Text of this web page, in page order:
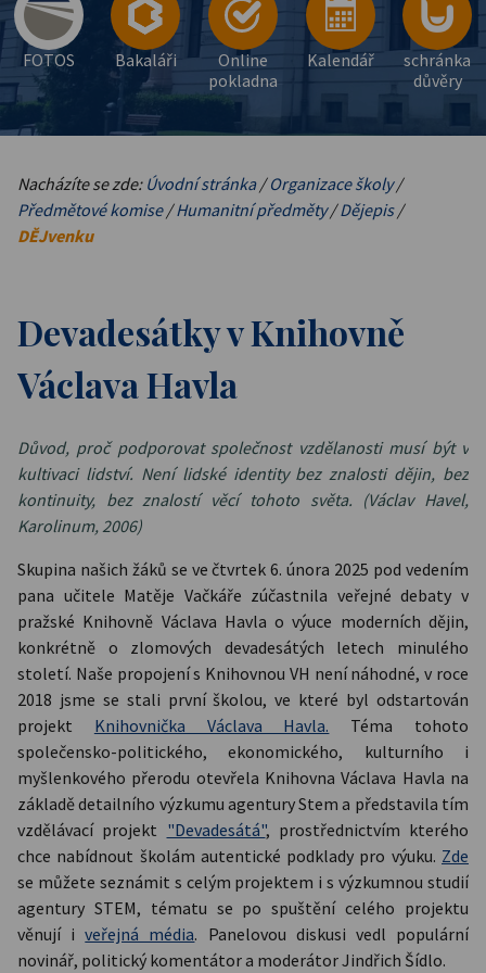
FOTOS Bakaláři
Online
pokladna
Kalendář
schránka
důvěry
Nacházíte se zde: Úvodní stránka/Organizace školy/
Předmětové komise/Humanitní předměty/Dějepis/
DĚJvenku
Devadesátky v Knihovně
Václava Havla
Důvod, proč podporovat společnost vzdělanosti musí být v
kultivaci lidství. Není lidské identity bez znalosti dějin, bez
kontinuity, bez znalostí věcí tohoto světa. (Václav Havel,
Karolinum, 2006)
Skupina našich žáků se ve čtvrtek 6. února 2025 pod vedením
pana učitele Matěje Vačkáře zúčastnila veřejné debaty v
pražské Knihovně Václava Havla o výuce moderních dějin,
konkrétně o zlomových devadesátých letech minulého
století. Naše propojení s Knihovnou VH není náhodné, v roce
2018 jsme se stali první školou, ve které byl odstartován
projekt Knihovnička Václava Havla. Téma tohoto
společensko-politického, ekonomického, kulturního i
myšlenkového přerodu otevřela Knihovna Václava Havla na
základě detailního výzkumu agentury Stem a představila tím
vzdělávací projekt "Devadesátá", prostřednictvím kterého
chce nabídnout školám autentické podklady pro výuku. Zde
se můžete seznámit s celým projektem i s výzkumnou studií
agentury STEM, tématu se po spuštění celého projektu
věnují iveřejná média. Panelovou diskusi vedl populární
novinář, politický komentátor a moderátor Jindřich Šídlo.